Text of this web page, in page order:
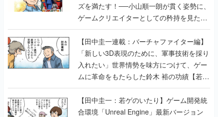
ズを満たす！──小山順一朗が貫く姿勢に、
ゲームクリエイターとしての矜持を見た
【若ゲのいたり最終回】
【田中圭一連載：バーチャファイター編】
「新しい3D表現のために、軍事技術を採り
入れたい」世界情勢を味方につけて、ゲー
ムに革命をもたらした鈴木 裕の功績【若ゲ
のいたり】
【田中圭一：若ゲのいたり】ゲーム開発統
合環境「Unreal Engine」最新バージョン